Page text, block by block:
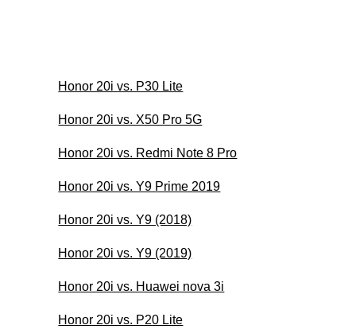
Honor 20i vs. P30 Lite
Honor 20i vs. X50 Pro 5G
Honor 20i vs. Redmi Note 8 Pro
Honor 20i vs. Y9 Prime 2019
Honor 20i vs. Y9 (2018)
Honor 20i vs. Y9 (2019)
Honor 20i vs. Huawei nova 3i
Honor 20i vs. P20 Lite